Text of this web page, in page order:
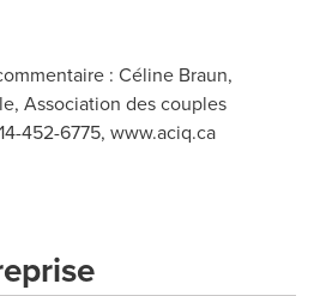
: Céline Braun,
Association des couples
452-6775, www.aciq.ca